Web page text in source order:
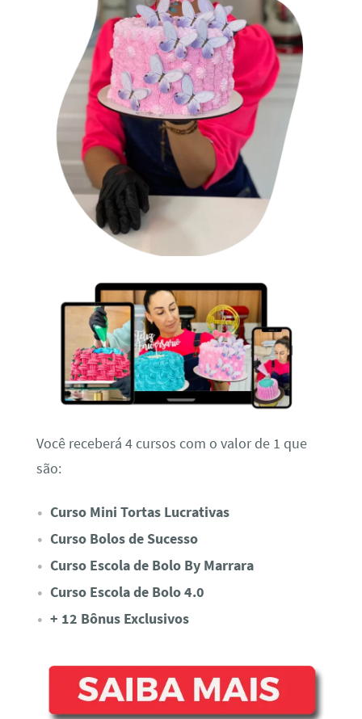
Você receberá 4 cursos com o valor de 1 que
são:
Curso Mini Tortas Lucrativas
Curso Bolos de Sucesso
Curso Escola de Bolo By Marrara
Curso Escola de Bolo 4.0
+ 12 Bônus Exclusivos